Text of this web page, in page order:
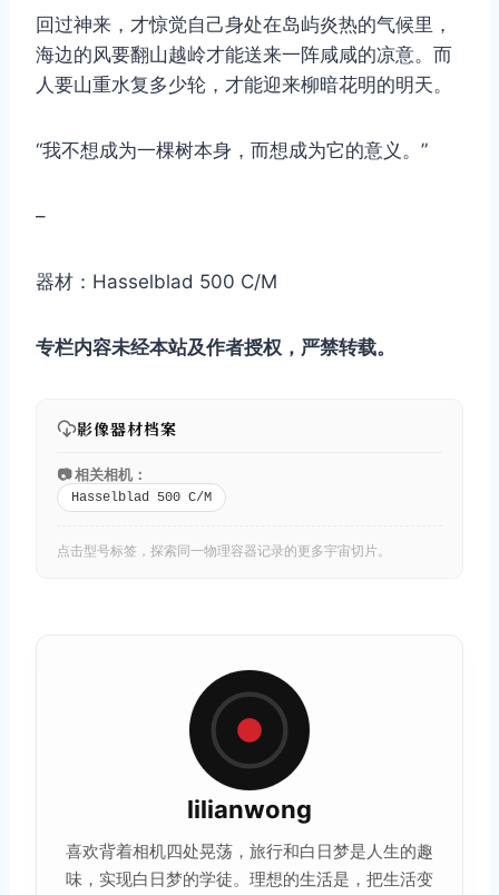
回过神来，才惊觉自己身处在岛屿炎热的气候里，
海边的风要翻山越岭才能送来一阵咸咸的凉意。而
人要山重水复多少轮，才能迎来柳暗花明的明天。
“我不想成为一棵树本身，而想成为它的意义。”
–
器材：Hasselblad 500 C/M
专栏内容未经本站及作者授权，严禁转载。
影像器材档案
📷 相关相机：
Hasselblad 500 C/M
点击型号标签，探索同一物理容器记录的更多宇宙切片。
lilianwong
喜欢背着相机四处晃荡，旅行和白日梦是人生的趣
味，实现白日梦的学徒。理想的生活是，把生活变